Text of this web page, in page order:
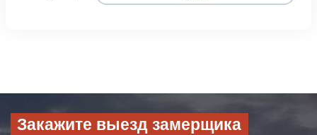
Закажите выезд замерщика